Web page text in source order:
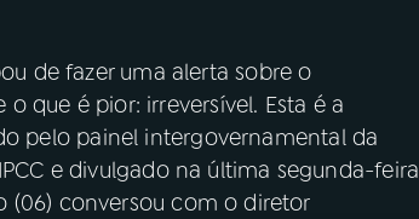
de fazer uma alerta sobre o
que é pior: irreversível. Esta é a
pelo painel intergovernamental da
e divulgado na última segunda-feira
(06) conversou com o diretor